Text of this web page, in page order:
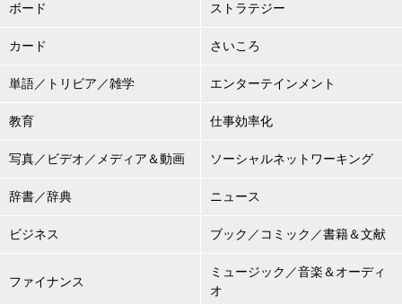
ボード ストラテジー
カード さいころ
単語／トリビア／雑学 エンターテインメント
教育 仕事効率化
写真／ビデオ／メディア＆動画 ソーシャルネットワーキング
辞書／辞典 ニュース
ビジネス ブック／コミック／書籍＆文献
ファイナンス
ミュージック／音楽＆オーディ
オ